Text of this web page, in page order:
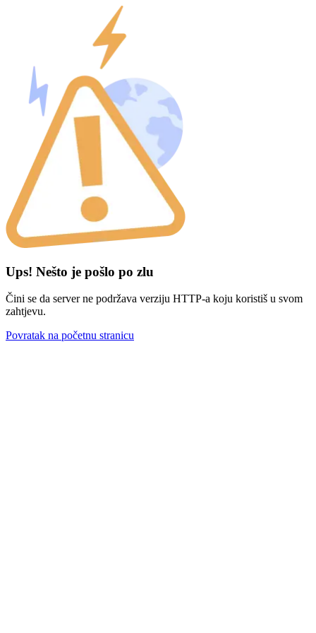
Ups! Nešto je pošlo po zlu
Čini se da server ne podržava verziju HTTP-a koju koristiš u svom
zahtjevu.
Povratak na početnu stranicu